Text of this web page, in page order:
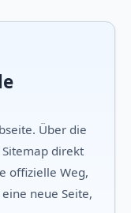
Über die
Sitemap direkt
offizielle Weg,
neue Seite,